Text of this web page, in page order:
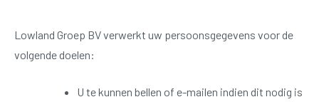
Lowland Groep BV verwerkt uw persoonsgegevens voor de
volgende doelen:
U te kunnen bellen of e-mailen indien dit nodig is